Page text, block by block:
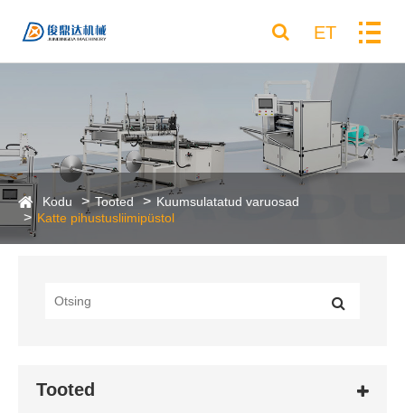
ET
Kodu Tooted
Kuumsulatatud varuosad
Katte pihustusliimipüstol
Tooted